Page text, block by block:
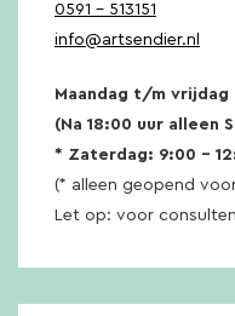
0591 – 513151
info@artsendier.nl
Maandag t/m vrijdag
(Na 18:00 uur alleen
* Zaterdag: 9:00 –
(* alleen geopend
Let op: voor